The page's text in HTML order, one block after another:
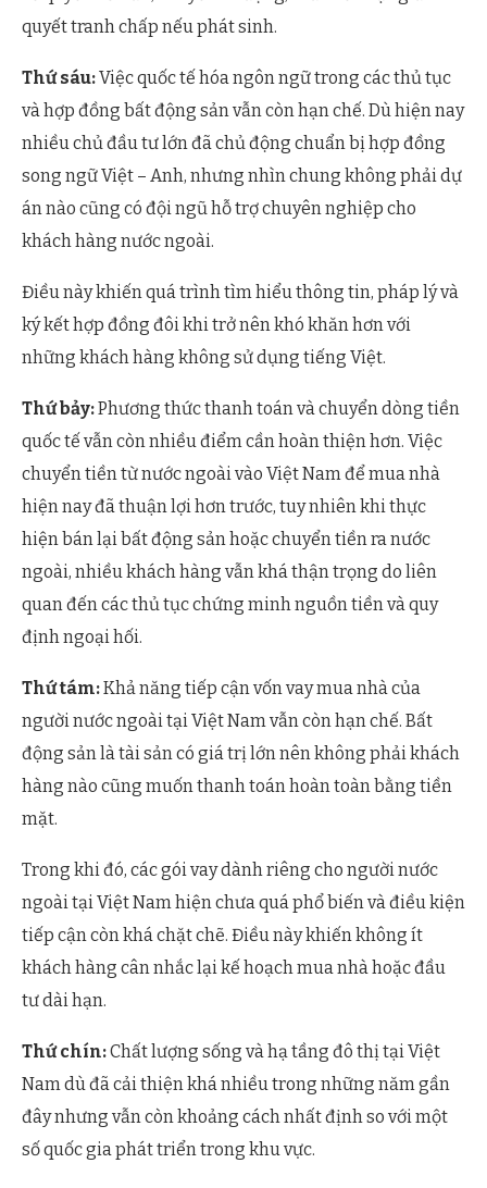
quyết tranh chấp nếu phát sinh.
Thứ sáu:Việc quốc tế hóa ngôn ngữ trong các thủ tục
và hợp đồng bất động sản vẫn còn hạn chế. Dù hiện nay
nhiều chủ đầu tư lớn đã chủ động chuẩn bị hợp đồng
song ngữ Việt – Anh, nhưng nhìn chung không phải dự
án nào cũng có đội ngũ hỗ trợ chuyên nghiệp cho
khách hàng nước ngoài.
Điều này khiến quá trình tìm hiểu thông tin, pháp lý và
ký kết hợp đồng đôi khi trở nên khó khăn hơn với
những khách hàng không sử dụng tiếng Việt.
Thứ bảy:Phương thức thanh toán và chuyển dòng tiền
quốc tế vẫn còn nhiều điểm cần hoàn thiện hơn. Việc
chuyển tiền từ nước ngoài vào Việt Nam để mua nhà
hiện nay đã thuận lợi hơn trước, tuy nhiên khi thực
hiện bán lại bất động sản hoặc chuyển tiền ra nước
ngoài, nhiều khách hàng vẫn khá thận trọng do liên
quan đến các thủ tục chứng minh nguồn tiền và quy
định ngoại hối.
Thứ tám:Khả năng tiếp cận vốn vay mua nhà của
người nước ngoài tại Việt Nam vẫn còn hạn chế. Bất
động sản là tài sản có giá trị lớn nên không phải khách
hàng nào cũng muốn thanh toán hoàn toàn bằng tiền
mặt.
Trong khi đó, các gói vay dành riêng cho người nước
ngoài tại Việt Nam hiện chưa quá phổ biến và điều kiện
tiếp cận còn khá chặt chẽ. Điều này khiến không ít
khách hàng cân nhắc lại kế hoạch mua nhà hoặc đầu
tư dài hạn.
Thứ chín:Chất lượng sống và hạ tầng đô thị tại Việt
Nam dù đã cải thiện khá nhiều trong những năm gần
đây nhưng vẫn còn khoảng cách nhất định so với một
số quốc gia phát triển trong khu vực.